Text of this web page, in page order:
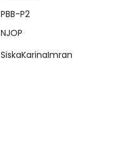
PBB-P2
NJOP
SiskaKarinaImran